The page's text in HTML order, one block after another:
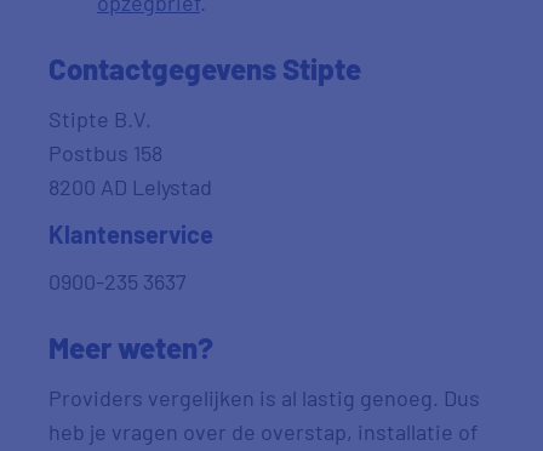
Contactgegevens Stipte
Stipte B.V.
Postbus 158
8200 AD Lelystad
Klantenservice
0900-235 3637
Meer weten?
Providers vergelijken is al lastig genoeg. Dus
heb je vragen over de overstap, installatie of